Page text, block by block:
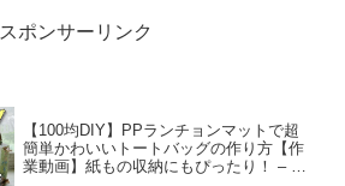
スポンサーリンク
【100均DIY】PPランチョンマットで超
簡単かわいいトートバッグの作り方【作
業動画】紙もの収納にもぴったり！ – ふ